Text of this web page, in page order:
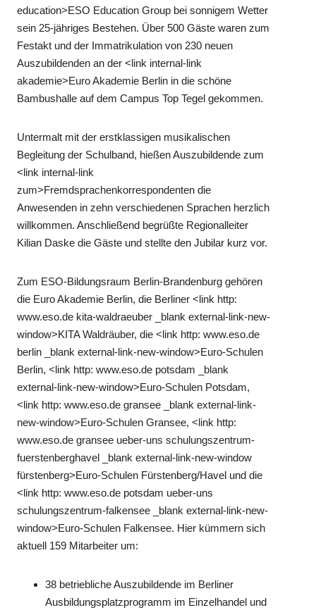
education>ESO Education Group bei sonnigem Wetter
sein 25-jähriges Bestehen. Über 500 Gäste waren zum
Festakt und der Immatrikulation von 230 neuen
Auszubildenden an der <link internal-link
akademie>Euro Akademie Berlin in die schöne
Bambushalle auf dem Campus Top Tegel gekommen.
Untermalt mit der erstklassigen musikalischen
Begleitung der Schulband, hießen Auszubildende zum
<link internal-link
zum>Fremdsprachenkorrespondenten die
Anwesenden in zehn verschiedenen Sprachen herzlich
willkommen. Anschließend begrüßte Regionalleiter
Kilian Daske die Gäste und stellte den Jubilar kurz vor.
Zum ESO-Bildungsraum Berlin-Brandenburg gehören
die Euro Akademie Berlin, die Berliner <link http:
www.eso.de kita-waldraeuber _blank external-link-new-
window>KITA Waldräuber, die <link http: www.eso.de
berlin _blank external-link-new-window>Euro-Schulen
Berlin, <link http: www.eso.de potsdam _blank
external-link-new-window>Euro-Schulen Potsdam,
<link http: www.eso.de gransee _blank external-link-
new-window>Euro-Schulen Gransee, <link http:
www.eso.de gransee ueber-uns schulungszentrum-
fuerstenberghavel _blank external-link-new-window
fürstenberg>Euro-Schulen Fürstenberg/Havel und die
<link http: www.eso.de potsdam ueber-uns
schulungszentrum-falkensee _blank external-link-new-
window>Euro-Schulen Falkensee. Hier kümmern sich
aktuell 159 Mitarbeiter um:
38 betriebliche Auszubildende im Berliner
Ausbildungsplatzprogramm im Einzelhandel und